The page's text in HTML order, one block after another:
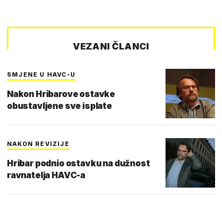
VEZANI ČLANCI
SMJENE U HAVC-U
Nakon Hribarove ostavke
obustavljene sve isplate
NAKON REVIZIJE
Hribar podnio ostavku na dužnost
ravnatelja HAVC-a